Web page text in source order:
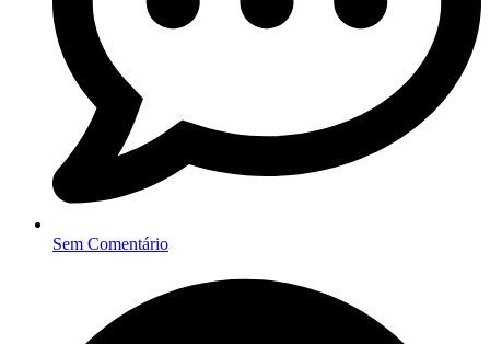
Sem Comentário